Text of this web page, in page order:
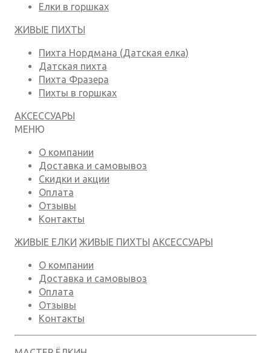
Елки в горшках
ЖИВЫЕ ПИХТЫ
Пихта Нордмана (Датская елка)
Датская пихта
Пихта Фразера
Пихты в горшках
АКСЕССУАРЫ
МЕНЮ
О компании
Доставка и самовывоз
Скидки и акции
Оплата
Отзывы
Контакты
ЖИВЫЕ ЕЛКИ ЖИВЫЕ ПИХТЫ АКСЕССУАРЫ
О компании
Доставка и самовывоз
Оплата
Отзывы
Контакты